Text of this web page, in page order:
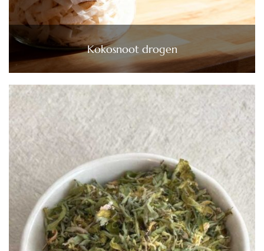
Kokosnoot drogen